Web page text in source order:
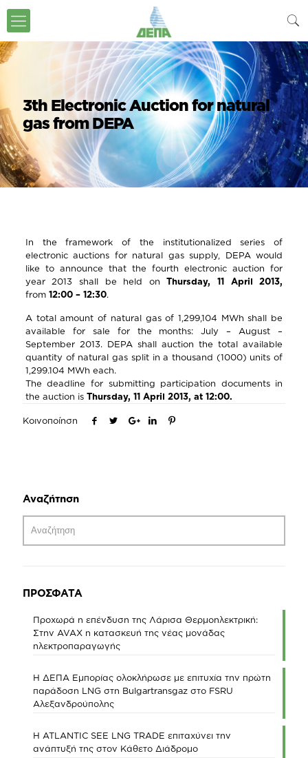
3th Electronic Auction for natural
gas from DEPA
In the framework of the institutionalized series of
electronic auctions for natural gas supply, DEPA would
like to announce that the fourth electronic auction for
year 2013 shall be held onThursday, 11 April 2013,
from12:00 – 12:30.
A total amount of natural gas of 1,299,104 MWh shall be
available for sale for the months: July – August –
September 2013. DEPA shall auction the total available
quantity of natural gas split in a thousand (1000) units of
1,299.104 MWh each.
The deadline for submitting participation documents in
the auction is Thursday, 11 April 2013, at 12:00.
Κοινοποίηση
Αναζήτηση
ΠΡΟΣΦΑΤΑ
Προχωρά η επένδυση της Λάρισα Θερμοηλεκτρική:
Στην AVAX η κατασκευή της νέας μονάδας
ηλεκτροπαραγωγής
Η ΔΕΠΑ Εμπορίας ολοκλήρωσε με επιτυχία την πρώτη
παράδοση LNG στη Bulgartransgaz στο FSRU
Αλεξανδρούπολης
Η ATLANTIC SEE LNG TRADE επιταχύνει την
ανάπτυξή της στον Κάθετο Διάδρομο